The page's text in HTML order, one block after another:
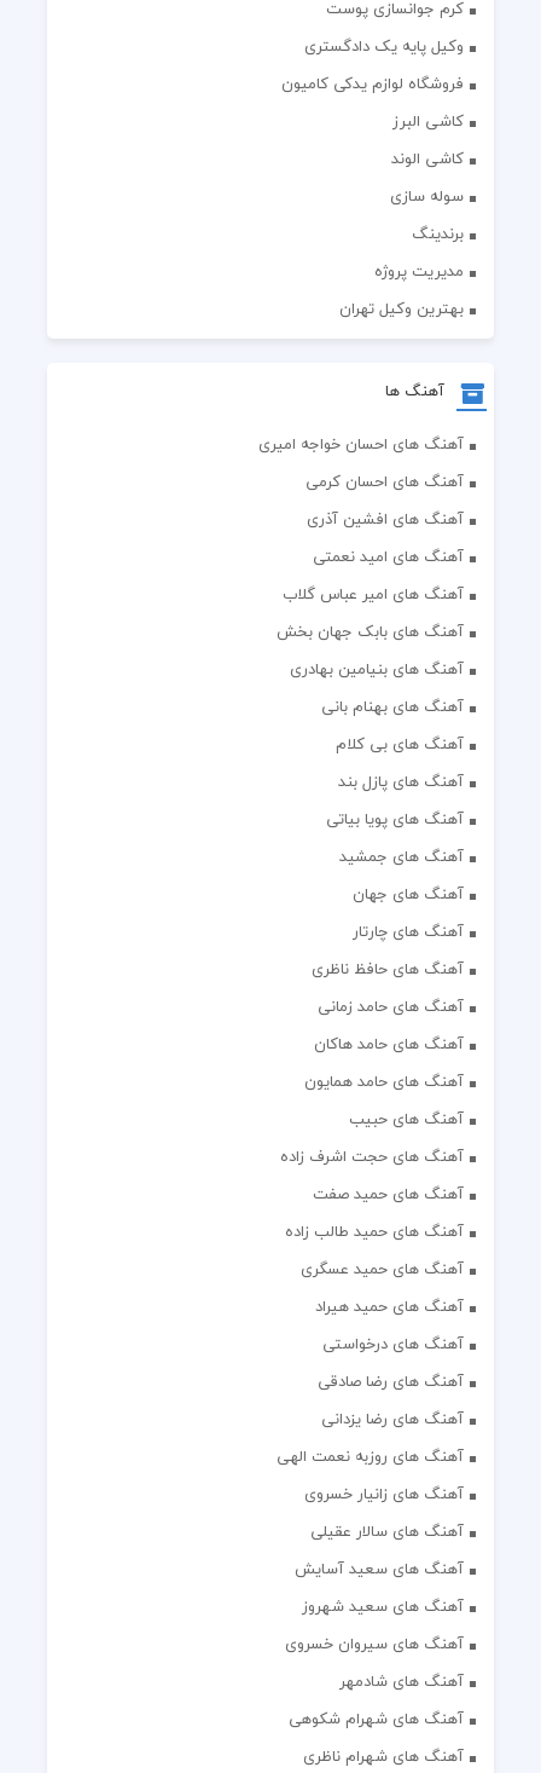
کرم جوانسازی پوست
وکیل پایه یک دادگستری
فروشگاه لوازم یدکی کامیون
کاشی البرز
کاشی الوند
سوله سازی
برندینگ
مدیریت پروژه
بهترین وکیل تهران
آهنگ ها
آهنگ های احسان خواجه امیری
آهنگ های احسان کرمی
آهنگ های افشین آذری
آهنگ های امید نعمتی
آهنگ های امیر عباس گلاب
آهنگ های بابک جهان بخش
آهنگ های بنیامین بهادری
آهنگ های بهنام بانی
آهنگ های بی کلام
آهنگ های پازل بند
آهنگ های پویا بیاتی
آهنگ های جمشید
آهنگ های جهان
آهنگ های چارتار
آهنگ های حافظ ناظری
آهنگ های حامد زمانی
آهنگ های حامد هاکان
آهنگ های حامد همایون
آهنگ های حبیب
آهنگ های حجت اشرف زاده
آهنگ های حمید صفت
آهنگ های حمید طالب زاده
آهنگ های حمید عسگری
آهنگ های حمید هیراد
آهنگ های درخواستی
آهنگ های رضا صادقی
آهنگ های رضا یزدانی
آهنگ های روزبه نعمت الهی
آهنگ های زانیار خسروی
آهنگ های سالار عقیلی
آهنگ های سعید آسایش
آهنگ های سعید شهروز
آهنگ های سیروان خسروی
آهنگ های شادمهر
آهنگ های شهرام شکوهی
آهنگ های شهرام ناظری